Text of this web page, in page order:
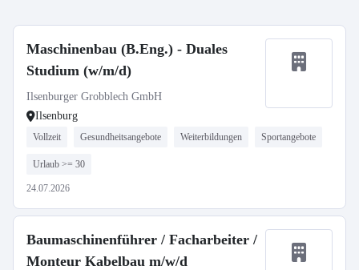
Maschinenbau (B.Eng.) - Duales
Studium (w/m/d)
Ilsenburger Grobblech GmbH
Ilsenburg
Vollzeit Gesundheitsangebote Weiterbildungen Sportangebote
Urlaub >= 30
24.07.2026
Baumaschinenführer / Facharbeiter /
Monteur Kabelbau m/w/d